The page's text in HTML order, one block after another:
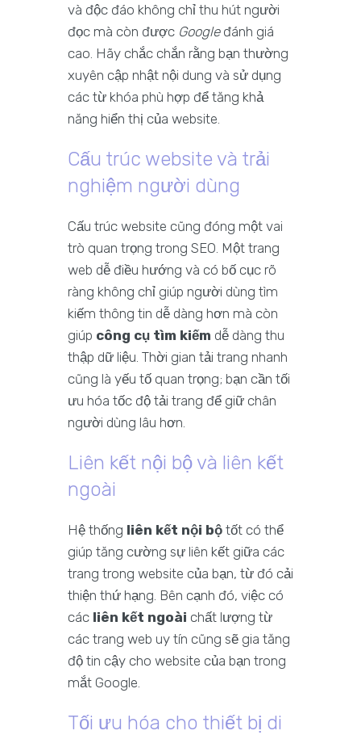
và độc đáo không chỉ thu hút người
đọc mà còn được Googleđánh giá
cao. Hãy chắc chắn rằng bạn thường
xuyên cập nhật nội dung và sử dụng
các từ khóa phù hợp để tăng khả
năng hiển thị của website.
Cấu trúc website và trải
nghiệm người dùng
Cấu trúc website cũng đóng một vai
trò quan trọng trong SEO. Một trang
web dễ điều hướng và có bố cục rõ
ràng không chỉ giúp người dùng tìm
kiếm thông tin dễ dàng hơn mà còn
giúp công cụ tìm kiếm dễ dàng thu
thập dữ liệu. Thời gian tải trang nhanh
cũng là yếu tố quan trọng; bạn cần tối
ưu hóa tốc độ tải trang để giữ chân
người dùng lâu hơn.
Liên kết nội bộ và liên kết
ngoài
Hệ thống liên kết nội bộ tốt có thể
giúp tăng cường sự liên kết giữa các
trang trong website của bạn, từ đó cải
thiện thứ hạng. Bên cạnh đó, việc có
các liên kết ngoài chất lượng từ
các trang web uy tín cũng sẽ gia tăng
độ tin cậy cho website của bạn trong
mắt Google.
Tối ưu hóa cho thiết bị di